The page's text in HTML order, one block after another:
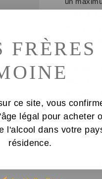
vertical
de
contrôle
pendant 7
bouche,
vanillé,
TAV : 13
FRÈRES
ce site, vous
légal pour acheter
l'alcool dans votre
résidence.